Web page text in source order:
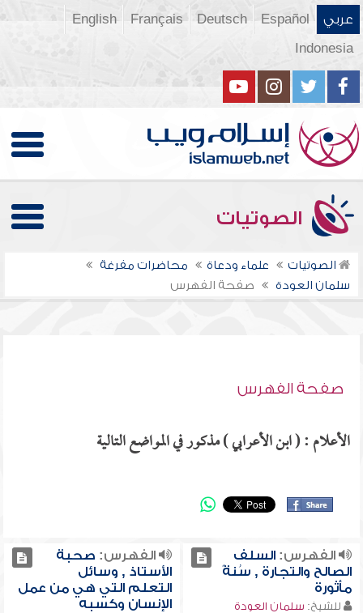
عربي Español
Deutsch
Français
English
Indonesia
الصوتيات
الصوتيات علماء ودعاة
محاضرات مفرغة
سلمان العودة
صفحة الفهرس
صفحة الفهرس
الأعلام : ( ابن الأعرابي ) مذكور في المواضع التالية
الفهرس:السلف
الصالح والتجارة , سُنةً
مأثورة
للشيخ: سلمان العودة
الفهرس: صحبة
الأستاذ , وسائل
التعلم التي هي من عمل
الإنسان وكسبه